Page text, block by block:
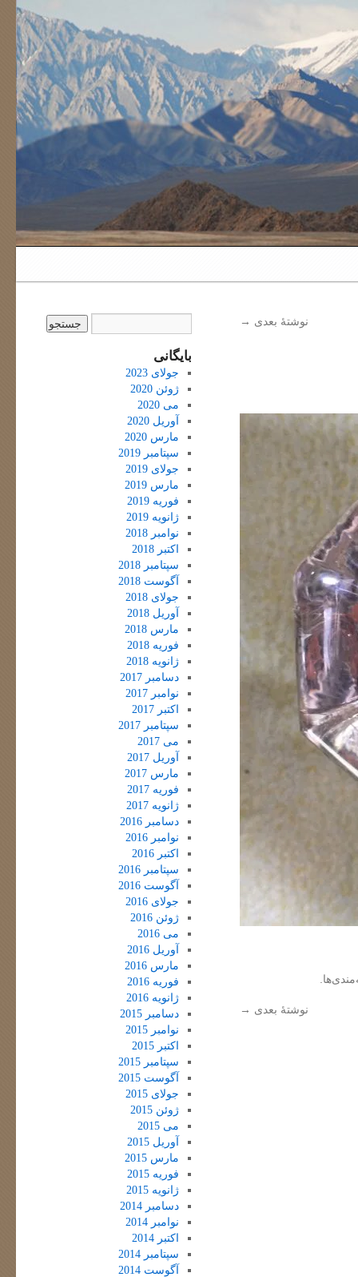
نوشتهٔ بعدی →
نوشتهٔ بعدی →
بایگانی
جولای 2023
ژوئن 2020
می 2020
آوریل 2020
مارس 2020
سپتامبر 2019
جولای 2019
مارس 2019
فوریه 2019
ژانویه 2019
نوامبر 2018
اکتبر 2018
سپتامبر 2018
آگوست 2018
جولای 2018
آوریل 2018
مارس 2018
فوریه 2018
ژانویه 2018
دسامبر 2017
نوامبر 2017
اکتبر 2017
سپتامبر 2017
می 2017
آوریل 2017
مارس 2017
فوریه 2017
ژانویه 2017
دسامبر 2016
نوامبر 2016
اکتبر 2016
سپتامبر 2016
آگوست 2016
جولای 2016
ژوئن 2016
می 2016
آوریل 2016
مارس 2016
فوریه 2016
ژانویه 2016
دسامبر 2015
نوامبر 2015
اکتبر 2015
سپتامبر 2015
آگوست 2015
جولای 2015
ژوئن 2015
می 2015
آوریل 2015
مارس 2015
فوریه 2015
ژانویه 2015
دسامبر 2014
نوامبر 2014
اکتبر 2014
سپتامبر 2014
آگوست 2014